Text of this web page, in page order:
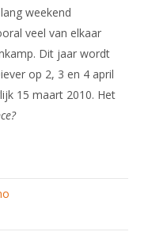
weekend
veel van elkaar
Dit jaar wordt
op 2, 3 en 4 april
15 maart 2010. Het